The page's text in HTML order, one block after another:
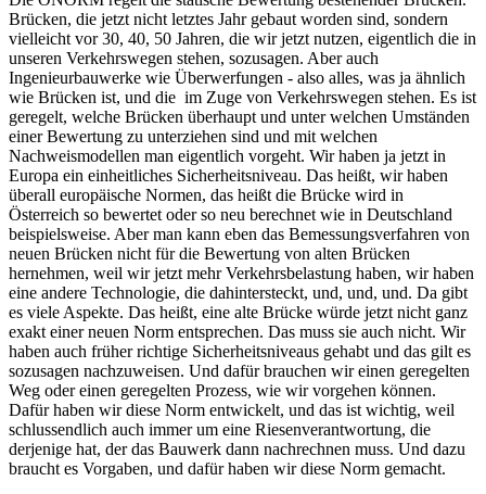
Brücken, die jetzt nicht letztes Jahr gebaut worden sind, sondern
vielleicht vor 30, 40, 50 Jahren, die wir jetzt nutzen, eigentlich die in
unseren Verkehrswegen stehen, sozusagen. Aber auch
Ingenieurbauwerke wie Überwerfungen - also alles, was ja ähnlich
wie Brücken ist, und die im Zuge von Verkehrswegen stehen. Es ist
geregelt, welche Brücken überhaupt und unter welchen Umständen
einer Bewertung zu unterziehen sind und mit welchen
Nachweismodellen man eigentlich vorgeht. Wir haben ja jetzt in
Europa ein einheitliches Sicherheitsniveau. Das heißt, wir haben
überall europäische Normen, das heißt die Brücke wird in
Österreich so bewertet oder so neu berechnet wie in Deutschland
beispielsweise. Aber man kann eben das Bemessungsverfahren von
neuen Brücken nicht für die Bewertung von alten Brücken
hernehmen, weil wir jetzt mehr Verkehrsbelastung haben, wir haben
eine andere Technologie, die dahintersteckt, und, und, und. Da gibt
es viele Aspekte. Das heißt, eine alte Brücke würde jetzt nicht ganz
exakt einer neuen Norm entsprechen. Das muss sie auch nicht. Wir
haben auch früher richtige Sicherheitsniveaus gehabt und das gilt es
sozusagen nachzuweisen. Und dafür brauchen wir einen geregelten
Weg oder einen geregelten Prozess, wie wir vorgehen können.
Dafür haben wir diese Norm entwickelt, und das ist wichtig, weil
schlussendlich auch immer um eine Riesenverantwortung, die
derjenige hat, der das Bauwerk dann nachrechnen muss. Und dazu
braucht es Vorgaben, und dafür haben wir diese Norm gemacht.